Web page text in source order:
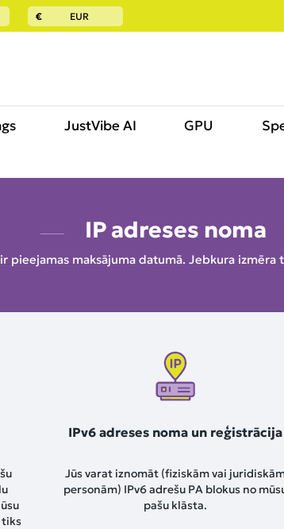
€ EUR
JustVibe AI GPU
IP adreses noma
pieejamas maksājuma datumā. Jebkura
tiks
IPv6 adreses noma un reģistrācija
Jūs varat iznomāt (fiziskām vai
personām) IPv6 adrešu PA blokus no
pašu klāsta.